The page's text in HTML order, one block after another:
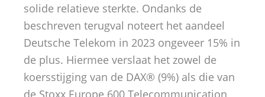
solide relatieve sterkte. Ondanks de
beschreven terugval noteert het aandeel
Deutsche Telekom in 2023 ongeveer 15% in
de plus. Hiermee verslaat het zowel de
koersstijging van de DAX® (9%) als die van
de Stoxx Europe 600 Telecommunication